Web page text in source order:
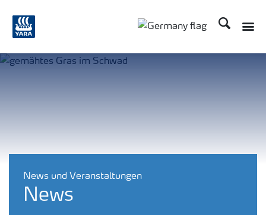
Suchen
News und Veranstaltungen
News